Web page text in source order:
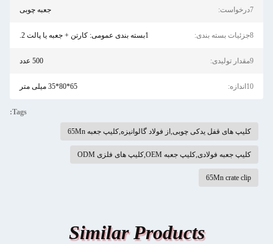
7درخواست: جعبه چوبی
8جزئیات بسته بندی: 1بسته بندی عمومی: کارتن + جعبه یا پالت 2.
9مقدار تولیدی: 500 عدد
10اندازه: 65*80*35 میلی متر
Tags:
کلیپ های قفل یدکی چوبی,از فولاد گالوانیزه,کلیپ جعبه 65Mn
کلیپ جعبه فولادی,کليپ جعبه OEM,کلیپ های فلزی ODM
65Mn crate clip
Similar Products